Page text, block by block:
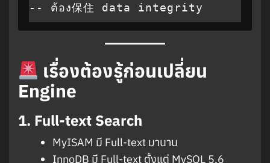
-- ต้อง保住 data integrity
เรื่องต้องรู้ก่อนเปลี่ยน
Engine
1. Full-text Search
MyISAM มี Full-text มานาน
InnoDB มี Full-text ตั้งแต่ MySQL 5.6